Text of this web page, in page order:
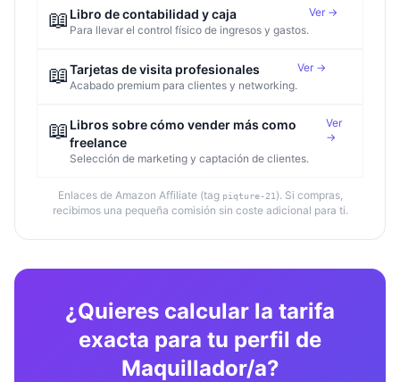
📖 Libro de contabilidad y caja
Para llevar el control físico de ingresos y gastos.
Ver →
📖Tarjetas de visita profesionales
Acabado premium para clientes y networking.
Ver →
📖 Libros sobre cómo vender más como
freelance
Selección de marketing y captación de clientes.
Ver
→
Enlaces de Amazon Affiliate (tag piqture-21 ). Si compras,
recibimos una pequeña comisión sin coste adicional para ti.
¿Quieres calcular la tarifa
exacta para tu perfil de
Maquillador/a?